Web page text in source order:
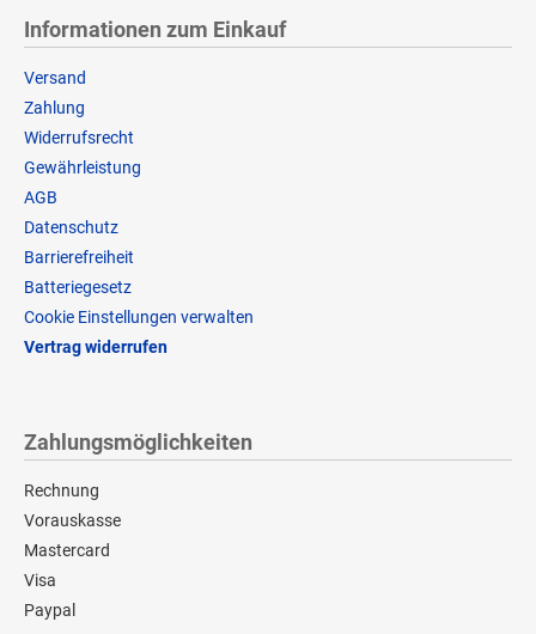
Informationen zum Einkauf
Versand
Zahlung
Widerrufsrecht
Gewährleistung
AGB
Datenschutz
Barrierefreiheit
Batteriegesetz
Cookie Einstellungen verwalten
Vertrag widerrufen
Zahlungsmöglichkeiten
Rechnung
Vorauskasse
Mastercard
Visa
Paypal